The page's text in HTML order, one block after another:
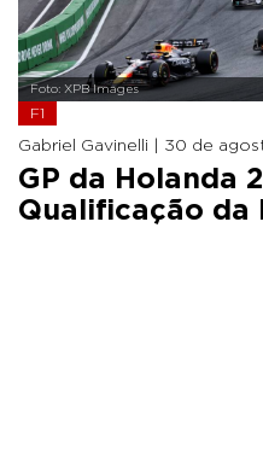
Foto: XPB Images
F1
Gabriel Gavinelli | 30 de
GP da Holanda
Qualificação da